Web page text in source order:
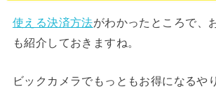
使える決済方法がわかったところで、
も紹介しておきますね。
ビックカメラでもっともお得になるや